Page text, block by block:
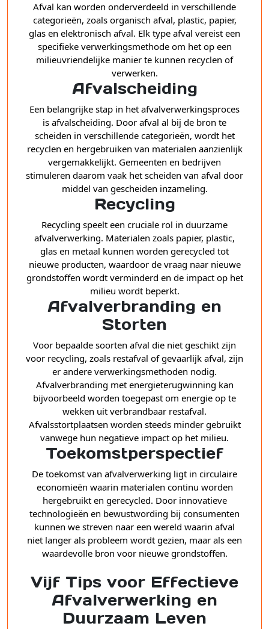
Afval kan worden onderverdeeld in verschillende
categorieën, zoals organisch afval, plastic, papier,
glas en elektronisch afval. Elk type afval vereist een
specifieke verwerkingsmethode om het op een
milieuvriendelijke manier te kunnen recyclen of
verwerken.
Afvalscheiding
Een belangrijke stap in het afvalverwerkingsproces
is afvalscheiding. Door afval al bij de bron te
scheiden in verschillende categorieën, wordt het
recyclen en hergebruiken van materialen aanzienlijk
vergemakkelijkt. Gemeenten en bedrijven
stimuleren daarom vaak het scheiden van afval door
middel van gescheiden inzameling.
Recycling
Recycling speelt een cruciale rol in duurzame
afvalverwerking. Materialen zoals papier, plastic,
glas en metaal kunnen worden gerecycled tot
nieuwe producten, waardoor de vraag naar nieuwe
grondstoffen wordt verminderd en de impact op het
milieu wordt beperkt.
Afvalverbranding en
Storten
Voor bepaalde soorten afval die niet geschikt zijn
voor recycling, zoals restafval of gevaarlijk afval, zijn
er andere verwerkingsmethoden nodig.
Afvalverbranding met energieterugwinning kan
bijvoorbeeld worden toegepast om energie op te
wekken uit verbrandbaar restafval.
Afvalsstortplaatsen worden steeds minder gebruikt
vanwege hun negatieve impact op het milieu.
Toekomstperspectief
De toekomst van afvalverwerking ligt in circulaire
economieën waarin materialen continu worden
hergebruikt en gerecycled. Door innovatieve
technologieën en bewustwording bij consumenten
kunnen we streven naar een wereld waarin afval
niet langer als probleem wordt gezien, maar als een
waardevolle bron voor nieuwe grondstoffen.
Vijf Tips voor Effectieve
Afvalverwerking en
Duurzaam Leven